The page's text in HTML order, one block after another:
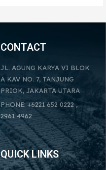
CONTACT
JL. AGUNG KARYA VI BLOK
A KAV NO. 7, TANJUNG
PRIOK, JAKARTA UTARA
PHONE: +6221 652 0222 ,
2961 4962
QUICK LINKS